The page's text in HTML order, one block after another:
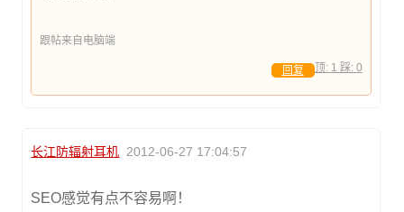
跟帖来自电脑端
顶: 1 踩: 0
回复
长江防辐射耳机 2012-06-27 17:04:57
SEO感觉有点不容易啊！